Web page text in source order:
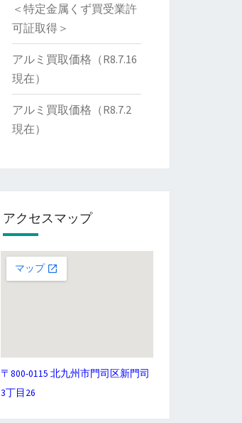
＜特定金属くず買受業許
可証取得＞
アルミ買取価格（R8.7.16
現在）
アルミ買取価格（R8.7.2
現在）
アクセスマップ
〒800-0115 北九州市門司区新門司
3丁目26